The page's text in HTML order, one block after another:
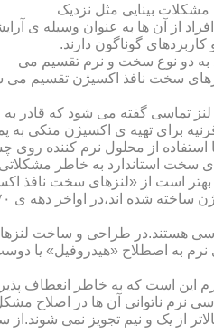
بینایی مثل نزدیک
از آن ها به عنوان وسیله ی
گوناگون دارند.
به دو نوع سخت و نرم تقسیم می
سخت نافذ اکسیژن تقسیم می
تماسی گفته می شود که قادر به
برای تهیه ی اکسیژن متکی به
استفاده از محلول نرم کننده
سخت استاندارد به خاطر
است از «لنزهای سخت نافذ
هستند.در طراحی و ساخت
به اصطلاح «هیدروفیل» یا
است که به خاطر انعطاف
نرم ناتوانی آن ها در
از یک و نیم تجویز نمی